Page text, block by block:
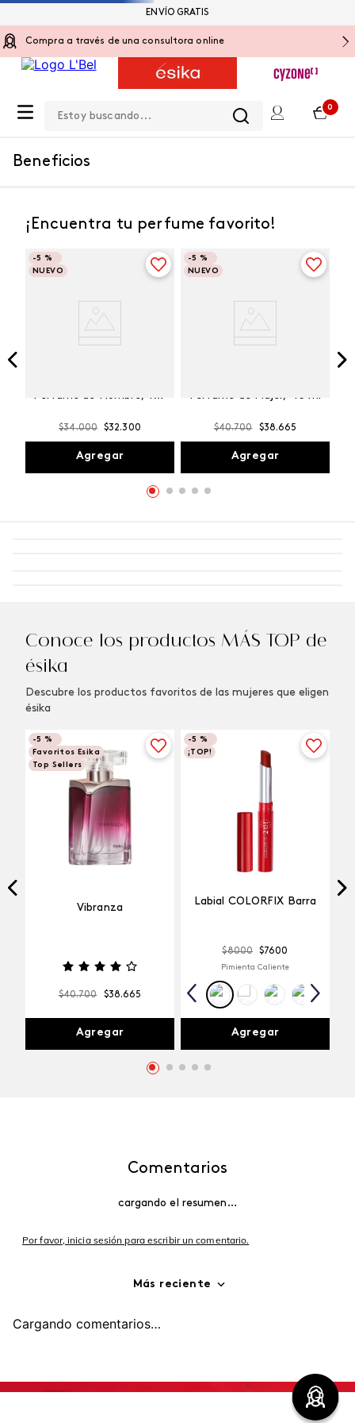
Compra a través de una consultora online
0
ENVÍO GRATIS
Beneficios
¡Encuentra tu perfume favorito!
-5 %
NUEVO
Perfume de Hombre, 100
$34.000 $32.300
Agregar
-5 %
NUEVO
Perfume de Mujer, 45 ml
$40.700 $38.665
Agregar
Conoce los productos MÁS TOP de
ésika
Descubre los productos favoritos de las mujeres que eligen
ésika
-5 %
Favoritos Esika
Top Sellers
Vibranza
$40.700 $38.665
Agregar
-5 %
¡TOP!
Labial COLORFIX Barra
$8000 $7600
Pimienta Caliente
Agregar
Comentarios
cargando el resumen…
Por favor, inicia sesión para escribir un comentario.
Más reciente
Cargando comentarios…